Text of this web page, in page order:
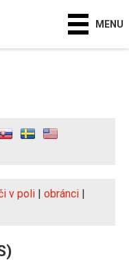
MENU
v poli | obránci |